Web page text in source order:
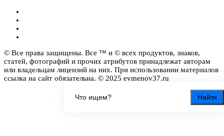
Найти
© Все права защищены. Все ™ и © всех продуктов, знаков,
статей, фотографий и прочих атрибутов принадлежат авторам
или владельцам лицензий на них. При использовании материалов
ссылка на сайт обязательна. © 2025 evmenov37.ru